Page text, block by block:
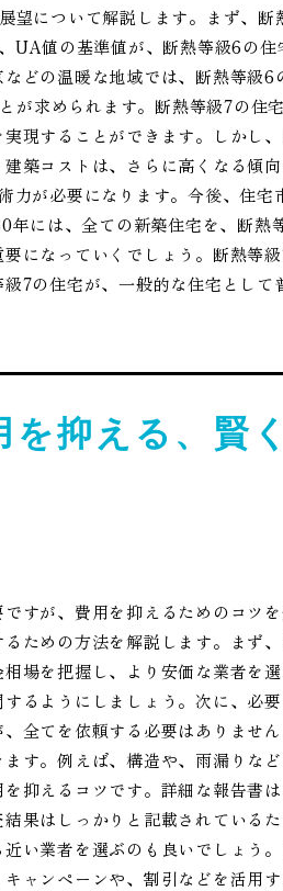
について解説します。まず、断
UA値の基準値が、断熱等級6の
どの温暖な地域では、断熱等級
が求められます。断熱等級7の住
現することができます。しかし
築コストは、さらに高くなる傾
が必要になります。今後、住宅
には、全ての新築住宅を、断熱
になっていくでしょう。断熱等
7の住宅が、一般的な住宅として
抑える、賢
すが、費用を抑えるためのコツ
ための方法を解説します。まず
場を把握し、より安価な業者を
るようにしましょう。次に、必
全てを依頼する必要はありませ
す。例えば、構造や、雨漏りな
抑えるコツです。詳細な報告書
果はしっかりと記載されている
い業者を選ぶのも良いでしょう
ャンペーンや、割引などを活用